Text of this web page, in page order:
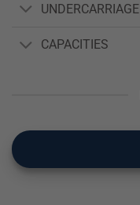
UNDERCARRIAGE
CAPACITIES